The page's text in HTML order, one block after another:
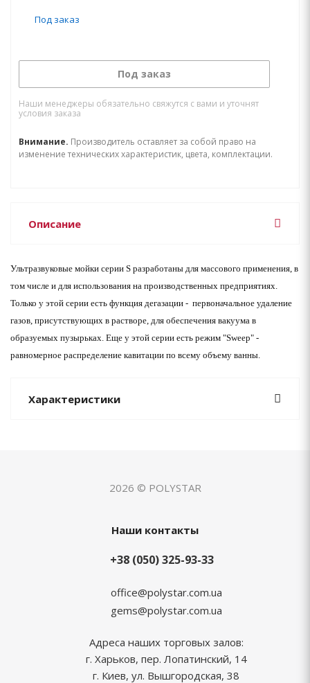
Под заказ
Под заказ
Наши менеджеры обязательно свяжутся с вами и уточнят
условия заказа
Внимание. Производитель оставляет за собой право на
изменение технических характеристик, цвета, комплектации.
Описание
Ультразвуковые мойки серии S разработаны для массового применения, в
том числе и для использования на производственных предприятиях.
Только у этой серии есть функция дегазации - первоначальное удаление
газов, присутствующих в растворе, для обеспечения вакуума в
образуемых пузырьках. Еще у этой серии есть режим "Sweep" -
равномерное распределение кавитации по всему объему ванны.
Характеристики
2026 © POLYSTAR
Наши контакты
+38 (050) 325-93-33
office@polystar.com.ua
gems@polystar.com.ua
Адреса наших торговых залов:
г. Харьков, пер. Лопатинский, 14
г. Киев, ул. Вышгородская, 38